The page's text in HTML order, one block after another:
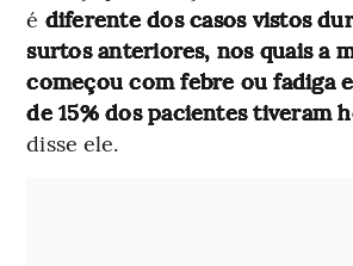
é diferente dos casos vistos
surtos anteriores, nos quais a
começou com febre ou fadiga
de 15% dos pacientes tiveram
disse ele.